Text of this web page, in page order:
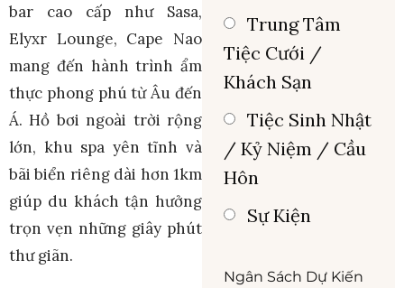
bar cao cấp như Sasa,
Elyxr Lounge, Cape Nao
mang đến hành trình ẩm
thực phong phú từ Âu đến
Á. Hồ bơi ngoài trời rộng
lớn, khu spa yên tĩnh và
bãi biển riêng dài hơn 1km
giúp du khách tận hưởng
trọn vẹn những giây phút
thư giãn.
Trung Tâm
Tiệc Cưới /
Khách Sạn
Tiệc Sinh Nhật
/ Kỷ Niệm / Cầu
Hôn
Sự Kiện
Ngân Sách Dự Kiến